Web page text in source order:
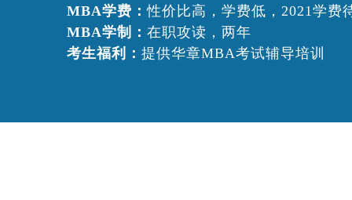
MBA学费：性价比高，学费低，2021学费
MBA学制： 在职攻读，两年
考生福利： 提供华章MBA考试辅导培训